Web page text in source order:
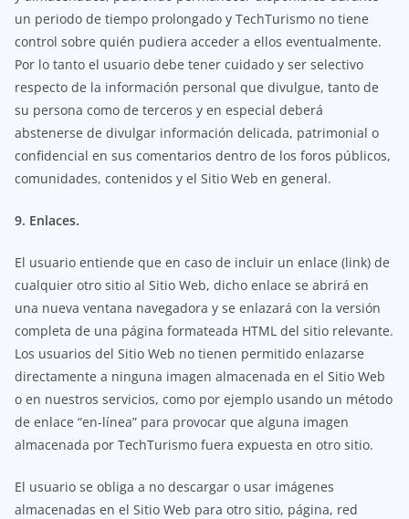
un periodo de tiempo prolongado y TechTurismo no tiene
control sobre quién pudiera acceder a ellos eventualmente.
Por lo tanto el usuario debe tener cuidado y ser selectivo
respecto de la información personal que divulgue, tanto de
su persona como de terceros y en especial deberá
abstenerse de divulgar información delicada, patrimonial o
confidencial en sus comentarios dentro de los foros públicos,
comunidades, contenidos y el Sitio Web en general.
9. Enlaces.
El usuario entiende que en caso de incluir un enlace (link) de
cualquier otro sitio al Sitio Web, dicho enlace se abrirá en
una nueva ventana navegadora y se enlazará con la versión
completa de una página formateada HTML del sitio relevante.
Los usuarios del Sitio Web no tienen permitido enlazarse
directamente a ninguna imagen almacenada en el Sitio Web
o en nuestros servicios, como por ejemplo usando un método
de enlace “en-línea” para provocar que alguna imagen
almacenada por TechTurismo fuera expuesta en otro sitio.
El usuario se obliga a no descargar o usar imágenes
almacenadas en el Sitio Web para otro sitio, página, red